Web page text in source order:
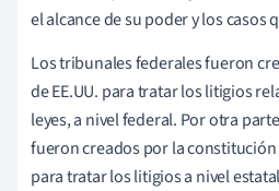
el alcance de su poder y los casos
Los tribunales federales fueron
de EE.UU. para tratar los litigios
leyes, a nivel federal. Por otra
fueron creados por la constitución
para tratar los litigios a nivel